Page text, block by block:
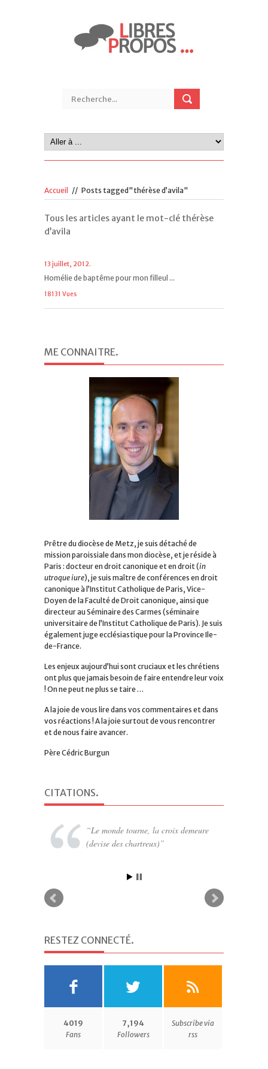
Accueil // Posts tagged"thérèse d’avila"
Tous les articles ayant le mot-clé thérèse
d’avila
13 juillet, 2012.
Homélie de baptême pour mon filleul ...
18131 Vues
ME CONNAITRE.
Prêtre du diocèse de Metz, je suis détaché de
mission paroissiale dans mon diocèse, et je réside à
Paris : docteur en droit canonique et en droit (in
utroque iure), je suis maître de conférences en droit
canonique à l’Institut Catholique de Paris, Vice-
Doyen de la Faculté de Droit canonique, ainsi que
directeur au Séminaire des Carmes (séminaire
universitaire de l’Institut Catholique de Paris). Je suis
également juge ecclésiastique pour la Province Ile-
de-France.
Les enjeux aujourd’hui sont cruciaux et les chrétiens
ont plus que jamais besoin de faire entendre leur voix
! On ne peut ne plus se taire …
A la joie de vous lire dans vos commentaires et dans
vos réactions ! A la joie surtout de vous rencontrer
et de nous faire avancer.
Père Cédric Burgun
CITATIONS.
Le monde tourne, la croix demeure
(devise des chartreux)
RESTEZ CONNECTÉ.
4019
Fans
7,194
Followers
Subscribe via
rss